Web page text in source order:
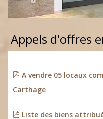
Appels d'offres
A vendre 05 locaux
Carthage
Liste des biens